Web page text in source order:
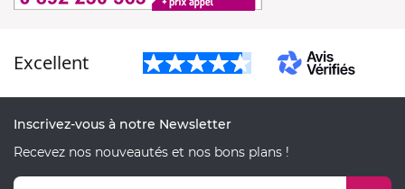
Excellent
Inscrivez-vous à notre Newsletter
Recevez nos nouveautés et nos bons plans !